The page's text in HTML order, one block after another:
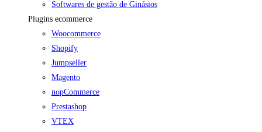
Softwares de gestão de Ginásios
Plugins ecommerce
Woocommerce
Shopify
Jumpseller
Magento
nopCommerce
Prestashop
VTEX